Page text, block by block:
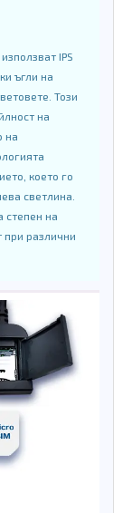
IPS
ъгли на
Този
на
на
което го
светлина.
степен на
различни